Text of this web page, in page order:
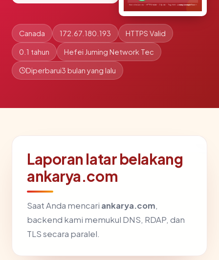
Canada 172.67.180.193 HTTPS Valid
0.1 tahun Hefei Juming Network Tec
Diperbarui3 bulan yang lalu
Laporan latar belakang
ankarya.com
Saat Anda mencari ankarya.com,
backend kami memukul DNS, RDAP, dan
TLS secara paralel.